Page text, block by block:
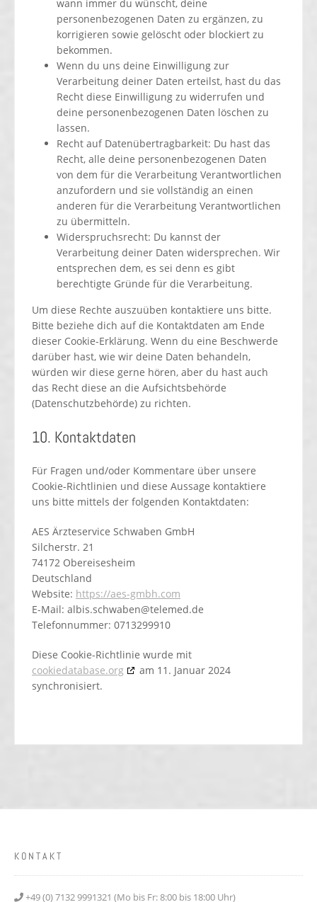
wann immer du wünscht, deine
personenbezogenen Daten zu ergänzen, zu
korrigieren sowie gelöscht oder blockiert zu
bekommen.
Wenn du uns deine Einwilligung zur
Verarbeitung deiner Daten erteilst, hast du das
Recht diese Einwilligung zu widerrufen und
deine personenbezogenen Daten löschen zu
lassen.
Recht auf Datenübertragbarkeit: Du hast das
Recht, alle deine personenbezogenen Daten
von dem für die Verarbeitung Verantwortlichen
anzufordern und sie vollständig an einen
anderen für die Verarbeitung Verantwortlichen
zu übermitteln.
Widerspruchsrecht: Du kannst der
Verarbeitung deiner Daten widersprechen. Wir
entsprechen dem, es sei denn es gibt
berechtigte Gründe für die Verarbeitung.
Um diese Rechte auszuüben kontaktiere uns bitte.
Bitte beziehe dich auf die Kontaktdaten am Ende
dieser Cookie-Erklärung. Wenn du eine Beschwerde
darüber hast, wie wir deine Daten behandeln,
würden wir diese gerne hören, aber du hast auch
das Recht diese an die Aufsichtsbehörde
(Datenschutzbehörde) zu richten.
10. Kontaktdaten
Für Fragen und/oder Kommentare über unsere
Cookie-Richtlinien und diese Aussage kontaktiere
uns bitte mittels der folgenden Kontaktdaten:
AES Ärzteservice Schwaben GmbH
Silcherstr. 21
74172 Obereisesheim
Deutschland
Website: https://aes-gmbh.com
E-Mail: albis.schwaben@telemed.de
Telefonnummer: 0713299910
Diese Cookie-Richtlinie wurde mit
cookiedatabase.org
am 11. Januar 2024
synchronisiert.
KONTAKT
+49 (0) 7132 9991321 (Mo bis Fr: 8:00 bis 18:00 Uhr)